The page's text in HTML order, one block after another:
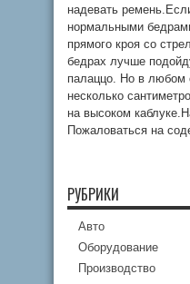
надевать
нормальными
прямого кроя со
бедрах лучше
палаццо. Но в любом
несколько
на высоком
Пожаловаться на
РУБРИКИ
Авто
Оборудование
Производство